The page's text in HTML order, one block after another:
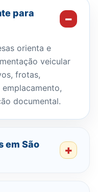
para
orienta e
veicular
frotas,
documental.
em São